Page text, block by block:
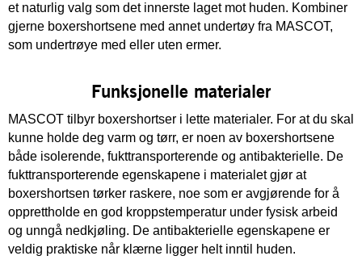
et naturlig valg som det innerste laget mot huden. Kombiner
gjerne boxershortsene med annet undertøy fra MASCOT,
som undertrøye med eller uten ermer.
Funksjonelle materialer
MASCOT tilbyr boxershortser i lette materialer. For at du skal
kunne holde deg varm og tørr, er noen av boxershortsene
både isolerende, fukttransporterende og antibakterielle. De
fukttransporterende egenskapene i materialet gjør at
boxershortsen tørker raskere, noe som er avgjørende for å
opprettholde en god kroppstemperatur under fysisk arbeid
og unngå nedkjøling. De antibakterielle egenskapene er
veldig praktiske når klærne ligger helt inntil huden.